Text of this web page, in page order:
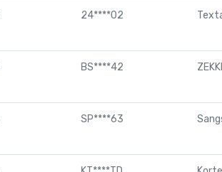
24****02
BS****42
SP****63